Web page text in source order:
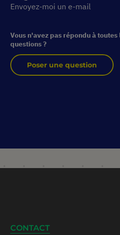
Envoyez-moi un e-mail
Vous n'avez pas répondu à toutes
questions ?
Poser une question
CONTACT